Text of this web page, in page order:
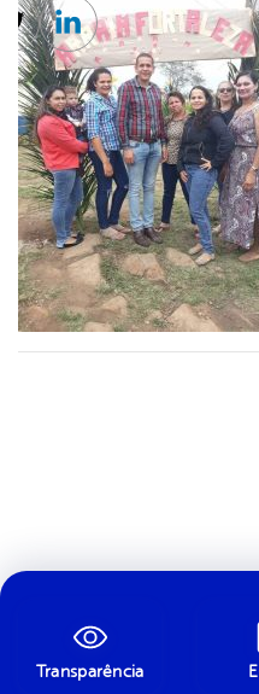
Twitter
Linkedin
Transparência